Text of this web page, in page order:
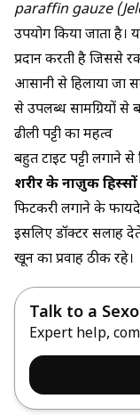
paraffin gauze
उपयोग किया जाता है।
प्रदान करती है जिससे
आसानी से हिलाया जा
से उपलब्ध सामग्रियों से
ढीली पट्टी का महत्व
बहुत टाइट पट्टी
शरीर के नाज़ुक
फिटकरी लगाने के
इसलिए डॉक्टर सलाह
खून का प्रवाह ठीक रहे।
Talk to a
Expert help,